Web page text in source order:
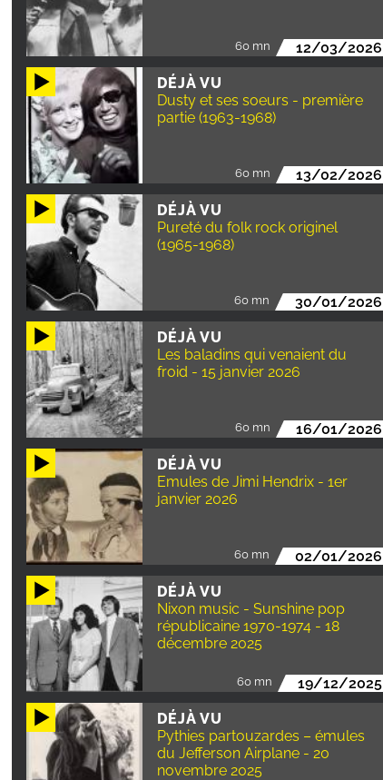
60 mn 12/03/2026
DÉJÀ VU
Dusty et ses soeurs - première
partie (1963-1968)
60 mn 13/02/2026
DÉJÀ VU
Pureté du folk rock originel
(1965-1968)
60 mn 30/01/2026
DÉJÀ VU
Les baladins qui venaient du
froid - 15 janvier 2026
60 mn 16/01/2026
DÉJÀ VU
Emules de Jimi Hendrix - 1er
janvier 2026
60 mn 02/01/2026
DÉJÀ VU
Nixon music - Sunshine pop
républicaine 1970-1974 - 18
décembre 2025
60 mn 19/12/2025
DÉJÀ VU
Pythies partouzardes – émules
du Jefferson Airplane - 20
novembre 2025